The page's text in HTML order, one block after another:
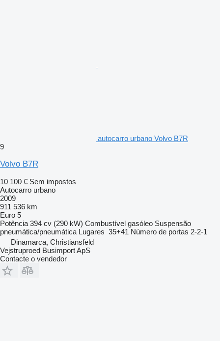
autocarro urbano Volvo B7R
9
Volvo B7R
10 100 € Sem impostos
Autocarro urbano
2009
911 536 km
Euro 5
Potência 394 cv (290 kW) Combustível gasóleo Suspensão
pneumática/pneumática Lugares 35+41 Número de portas 2-2-1
Dinamarca, Christiansfeld
Vejstruproed Busimport ApS
Contacte o vendedor